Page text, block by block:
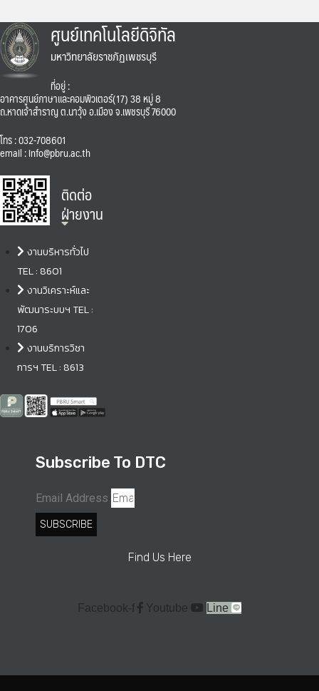
ศูนย์เทคโนโลยีดิจิทัล
มหาวิทยาลัยราชภัฏเพชรบุรี
ที่อยู่ :
อาคารศูนย์ภาษาและคอมพิวเตอร์(17) 38 หมู่ 8
ถ.หาดเจ้าสำราญ ต.นาวุ้ง อ.เมือง จ.เพชรบุรี 76000
โทร : 032-708601
email : info@pbru.ac.th
ติดต่อ
ฝ่ายงาน
งานบริหารทั่วไป
TEL : 8601
งานวิเคราะห์และ
พัฒนาระบบฯ TEL :
1706
งานบริการวิชา
การฯ TEL : 8613
Subscribe To DTC
Email Address
SUBSCRIBE
Find Us Here
Facebook-f Youtube Line